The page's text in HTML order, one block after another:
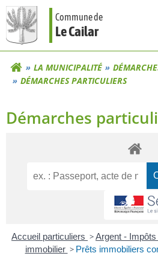
Aller
au
contenu
Commune de
Le Cailar
LA MUNICIPALITÉ
DÉMARCHES PARTICULIERS
Démarches
Accueil particuliers >Argent -
immobilier > Prêts immobiliers